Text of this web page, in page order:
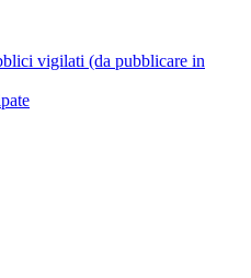
vigilati (da pubblicare in